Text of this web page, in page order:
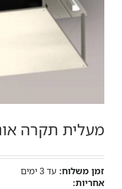
מעלית תקרה
זמן משלוח: עד 3 ימים
אחריות: